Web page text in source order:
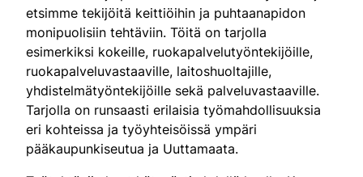
etsimme tekijöitä keittiöihin ja puhtaanapidon
monipuolisiin tehtäviin. Töitä on tarjolla
esimerkiksi kokeille, ruokapalvelutyöntekijöille,
ruokapalveluvastaaville, laitoshuoltajille,
yhdistelmätyöntekijöille sekä palveluvastaaville.
Tarjolla on runsaasti erilaisia työmahdollisuuksia
eri kohteissa ja työyhteisöissä ympäri
pääkaupunkiseutua ja Uuttamaata.